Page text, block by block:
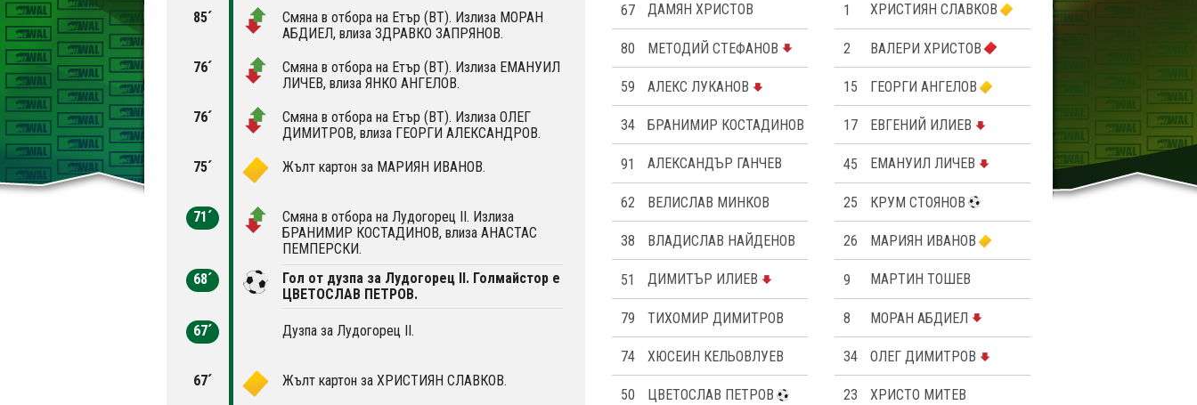
85´
Смяна в отбора на Етър (ВТ). Излиза МОРАН
АБДИЕЛ, влиза ЗДРАВКО ЗАПРЯНОВ.
76´
Смяна в отбора на Етър (ВТ). Излиза ЕМАНУИЛ
ЛИЧЕВ, влиза ЯНКО АНГЕЛОВ.
76´
Смяна в отбора на Етър (ВТ). Излиза ОЛЕГ
ДИМИТРОВ, влиза ГЕОРГИ АЛЕКСАНДРОВ.
75´
Жълт картон за МАРИЯН ИВАНОВ.
71´
Смяна в отбора на Лудогорец II. Излиза
БРАНИМИР КОСТАДИНОВ, влиза АНАСТАС
ПЕМПЕРСКИ.
68´
Гол от дузпа за Лудогорец II. Голмайстор е
ЦВЕТОСЛАВ ПЕТРОВ.
67´ Дузпа за Лудогорец II.
67´ Жълт картон за ХРИСТИЯН СЛАВКОВ.
67 ДАМЯН ХРИСТОВ
80 МЕТОДИЙ СТЕФАНОВ
59 АЛЕКС ЛУКАНОВ
34 БРАНИМИР КОСТАДИНОВ
91 АЛЕКСАНДЪР ГАНЧЕВ
62 ВЕЛИСЛАВ МИНКОВ
38 ВЛАДИСЛАВ НАЙДЕНОВ
51 ДИМИТЪР ИЛИЕВ
79 ТИХОМИР ДИМИТРОВ
74 ХЮСЕИН КЕЛЬОВЛУЕВ
50 ЦВЕТОСЛАВ ПЕТРОВ
1 ХРИСТИЯН СЛАВКОВ
2 ВАЛЕРИ ХРИСТОВ
15 ГЕОРГИ АНГЕЛОВ
17 ЕВГЕНИЙ ИЛИЕВ
45 ЕМАНУИЛ ЛИЧЕВ
25 КРУМ СТОЯНОВ
26 МАРИЯН ИВАНОВ
9 МАРТИН ТОШЕВ
8 МОРАН АБДИЕЛ
34 ОЛЕГ ДИМИТРОВ
23 ХРИСТО МИТЕВ